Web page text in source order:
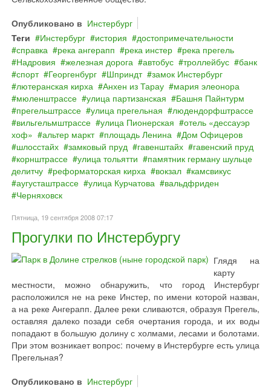
Опубликовано в Инстербург
Теги
Инстербург история
достопримечательности
справка
река ангерапп река инстер
река прегель
Надровия
железная дорога автобус троллейбус
банк
спорт
Георгенбург Шприндт
замок Инстербург
лютеранская кирха
Анхен из Тарау
мария элеонора
мюленштрассе
улица партизанская
Башня Пайнтурм
прегельштрассе
улица прегельная
людендорфштрассе
вильгельмштрассе
улица Пионерская
отель «дессауэр
хоф»
альтер маркт площадь Ленина
Дом Офицеров
шлосстайх
замковый пруд гавенштайх
гавенский пруд
корнштрассе
улица тольятти
памятник герману шульце
делитчу
реформаторская кирха вокзал
камсвикус
аугусташтрассе
улица Курчатова
вальдфриден
Черняховск
Пятница, 19 сентября 2008 07:17
Прогулки по Инстербургу
Глядя на
карту
местности, можно обнаружить, что город Инстербург
расположился не на реке Инстер, по имени которой назван,
а на реке Ангерапп. Далее реки сливаются, образуя Прегель,
оставляя далеко позади себя очертания города, и их воды
попадают в большую долину с холмами, лесами и болотами.
При этом возникает вопрос: почему в Инстербурге есть улица
Прегельная?
Опубликовано в Инстербург